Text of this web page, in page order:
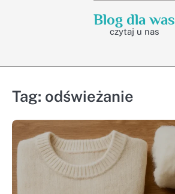
Blog dla was
czytaj u nas
Tag: odświeżanie